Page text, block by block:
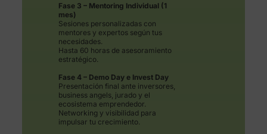
Fase 3 – Mentoring Individual (1
mes)
Sesiones personalizadas con
mentores y expertos según tus
necesidades.
Hasta 60 horas de asesoramiento
estratégico.
Fase 4 – Demo Day e Invest Day
Presentación final ante inversores,
business angels, jurado y el
ecosistema emprendedor.
Networking y visibilidad para
impulsar tu crecimiento.